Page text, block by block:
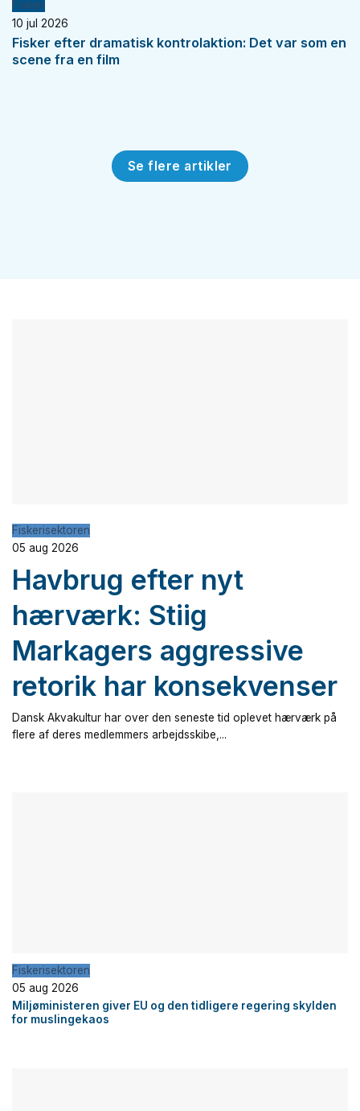
Fiskeri
10 jul 2026
Fisker efter dramatisk kontrolaktion: Det var som en
scene fra en film
Se flere artikler
Fiskerisektoren
05 aug 2026
Havbrug efter nyt
hærværk: Stiig
Markagers aggressive
retorik har konsekvenser
Dansk Akvakultur har over den seneste tid oplevet hærværk på
flere af deres medlemmers arbejdsskibe,...
Fiskerisektoren
05 aug 2026
Miljøministeren giver EU og den tidligere regering skylden
for muslingekaos